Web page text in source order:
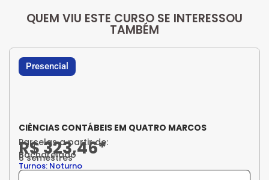
QUEM VIU ESTE CURSO SE INTERESSOU
TAMBÉM
Presencial
CIÊNCIAS CONTÁBEIS EM QUATRO MARCOS
Parcelas a partir de:
R$ 323,46*
Bacharelado
8 semestres
Turnos: Noturno